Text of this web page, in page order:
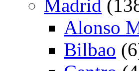
Madrid
Alonso
Bilbao